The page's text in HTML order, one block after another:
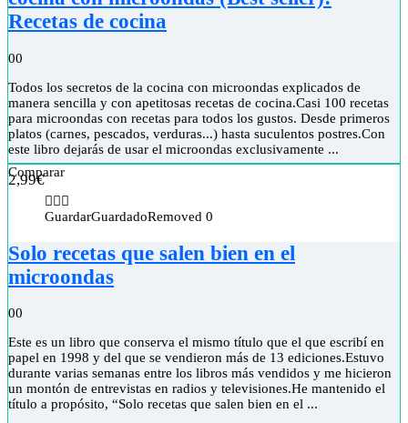
Recetas de cocina
00
Todos los secretos de la cocina con microondas explicados de
manera sencilla y con apetitosas recetas de cocina.Casi 100 recetas
para microondas con recetas para todos los gustos. Desde primeros
platos (carnes, pescados, verduras...) hasta suculentos postres.Con
este libro dejarás de usar el microondas exclusivamente ...
2,99€
Comparar
GuardarGuardadoRemoved 0
Solo recetas que salen bien en el
microondas
00
Este es un libro que conserva el mismo título que el que escribí en
papel en 1998 y del que se vendieron más de 13 ediciones.Estuvo
durante varias semanas entre los libros más vendidos y me hicieron
un montón de entrevistas en radios y televisiones.He mantenido el
título a propósito, “Solo recetas que salen bien en el ...